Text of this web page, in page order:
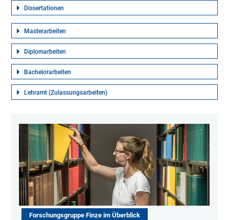
Dissertationen
Masterarbeiten
Diplomarbeiten
Bachelorarbeiten
Lehramt (Zulassungsarbeiten)
Forschungsgruppe Finze im Überblick